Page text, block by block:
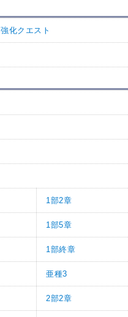
強化クエスト
1部2章
1部5章
1部終章
亜種3
2部2章